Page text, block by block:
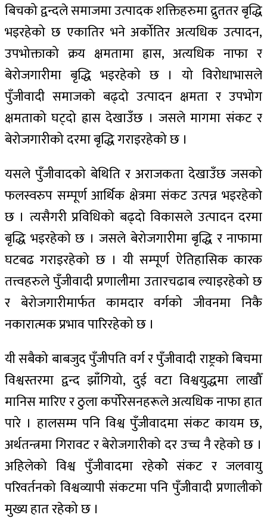
बिचको द्वन्दले समाजमा उत्पादक शक्तिहरुमा द्रुततर बृद्धि
भइरहेको छ एकातिर भने अर्कोतिर अत्यधिक उत्पादन,
उपभोक्ताको क्रय क्षमतामा ह्रास, अत्यधिक नाफा र
बेरोजगारीमा बृद्धि भइरहेको छ । यो विरोधाभासले
पुँजीवादी समाजको बढ्दो उत्पादन क्षमता र उपभोग
क्षमताको घट्दो ह्रास देखाउँछ । जसले मागमा संकट र
बेरोजगारीको दरमा बृद्धि गराइरहेको छ ।
यसले पुँजीवादको बेथिति र अराजकता देखाउँछ जसको
फलस्वरुप सम्पूर्ण आर्थिक क्षेत्रमा संकट उत्पन्न भइरहेको
छ । त्यसैगरी प्रविधिको बढ्दो विकासले उत्पादन दरमा
बृद्धि भइरहेको छ । जसले बेरोजगारीमा बृद्धि र नाफामा
घटबढ गराइरहेको छ । यी सम्पूर्ण ऐतिहासिक कारक
तत्त्वहरुले पुँजीवादी प्रणालीमा उतारचढाब ल्याइरहेको छ
र बेरोजगारीमार्फत कामदार वर्गको जीवनमा निकै
नकारात्मक प्रभाव पारिरहेको छ ।
यी सबैको बाबजुद पुँजीपति वर्ग र पुँजीवादी राष्ट्रको बिचमा
विश्वस्तरमा द्वन्द झाँगियो, दुई वटा विश्वयुद्धमा लाखौँ
मानिस मारिए र ठुला कर्पोरेसनहरूले अत्यधिक नाफा हात
पारे । हालसम्म पनि विश्व पुँजीवादमा संकट कायम छ,
अर्थतन्त्रमा गिरावट र बेरोजगारीको दर उच्च नै रहेको छ ।
अहिलेको विश्व पुँजीवादमा रहेकोे संकट र जलवायु
परिवर्तनको विश्वव्यापी संकटमा पनि पुँजीवादी प्रणालीको
मुख्य हात रहेको छ ।